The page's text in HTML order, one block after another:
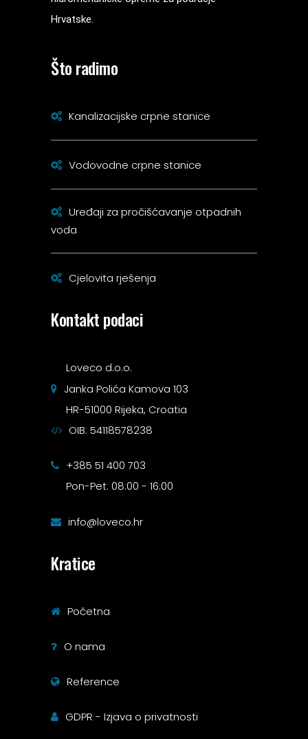
Hrvatske.
Što radimo
Kanalizacijske crpne stanice
Vodovodne crpne stanice
Uređaji za pročišćavanje otpadnih
voda
Cjelovita rješenja
Kontakt podaci
Loveco d.o.o.
Janka Polića Kamova 103
HR-51000 Rijeka, Croatia
OIB: 54118578238
+385 51 400 703
Pon-Pet: 08:00 - 16:00
info@loveco.hr
Kratice
Početna
O nama
Reference
GDPR - Izjava o privatnosti